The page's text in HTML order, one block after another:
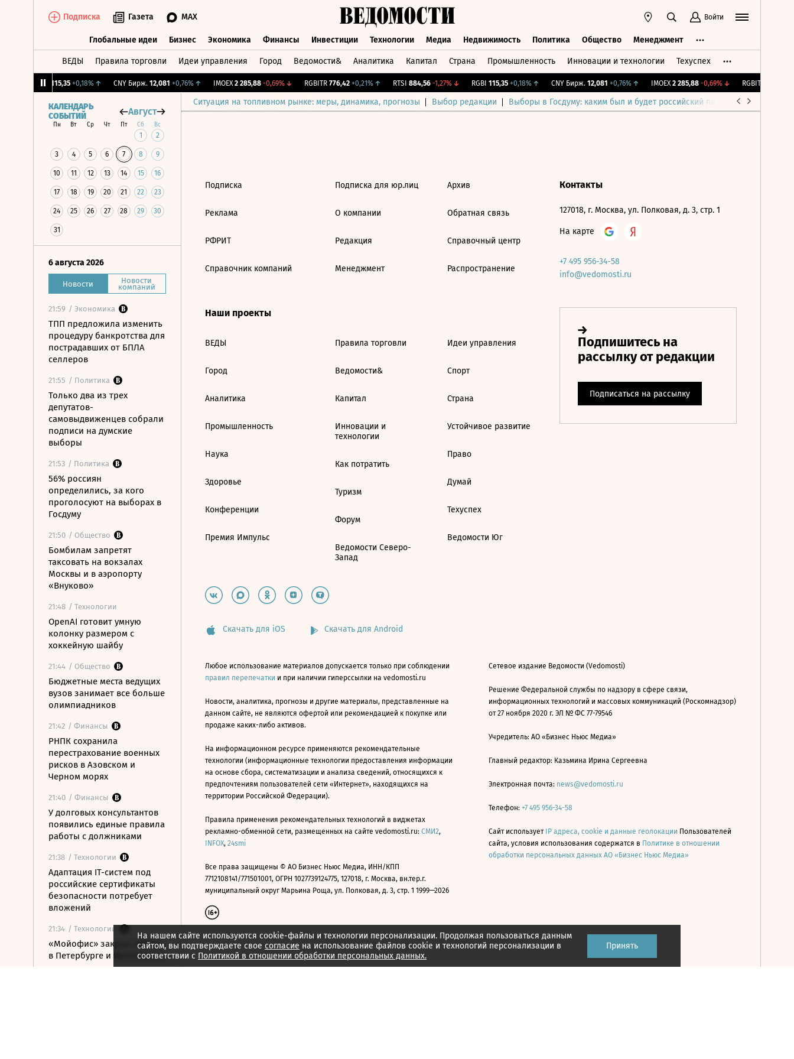
Подписка Газета MAX Войти
Глобальные идеи Бизнес Экономика Финансы Инвестиции Технологии Медиа Недвижимость Политика Общество Менеджмент
ВЕДЫ Правила торговли Идеи управления Город Ведомости& Аналитика Капитал Страна Промышленность Инновации и технологии Техуспех
115,35 +0,18%↑ CNY Бирж. 12,081 +0,76%↑ IMOEX 2 285,88 -0,69%↓ RGBITR 776,42 +0,21%↑ RTSI 884,56 -1,27%↓ RGBI 115,35 +0,18%↑ CNY Бирж. 12,081 +0,76%↑ IMOEX 2 285,88 -0,69%↓ RGBITR
Ситуация на топливном рынке: меры, динамика, прогнозы Выбор редакции Выборы в Госдуму: каким был и будет российский парламент
КАЛЕНДАРЬ
СОБЫТИЙ
Август
Пн Вт Ср Чт Пт Сб Вс
1 2
3 4 5 6 7 8 9
10 11 12 13 14 15 16
17 18 19 20 21 22 23
24 25 26 27 28 29 30
31
6 августа 2026
Новости Новости
компаний
21:59 / Экономика
ТПП предложила изменить
процедуру банкротства для
пострадавших от БПЛА
селлеров
21:55 / Политика
Только два из трех
депутатов-
самовыдвиженцев собрали
подписи на думские
выборы
21:53 / Политика
56% россиян
определились, за кого
проголосуют на выборах в
Госдуму
21:50 / Общество
Бомбилам запретят
таксовать на вокзалах
Москвы и в аэропорту
«Внуково»
21:48 / Технологии
OpenAI готовит умную
колонку размером с
хоккейную шайбу
21:44 / Общество
Бюджетные места ведущих
вузов занимает все больше
олимпиадников
21:42 / Финансы
РНПК сохранила
перестрахование военных
рисков в Азовском и
Черном морях
21:40 / Финансы
У долговых консультантов
появились единые правила
работы с должниками
21:38 / Технологии
Адаптация IT-систем под
российские сертификаты
безопасности потребует
вложений
21:34 / Технологии
«Мойофис» закрыл офисы
в Петербурге и Иннополисе
На нашем сайте используются cookie-файлы и технологии персонализации. Продолжая пользоваться данным
сайтом, вы подтверждаете свое согласие на использование файлов cookie и технологий персонализации в
соответствии с Политикой в отношении обработки персональных данных.
Принять
Подписка
Реклама
РФРИТ
Справочник компаний
Подписка для юр.лиц
О компании
Редакция
Менеджмент
Архив
Обратная связь
Справочный центр
Распространение
Наши проекты
ВЕДЫ
Город
Аналитика
Промышленность
Наука
Здоровье
Конференции
Премия Импульс
Правила торговли
Ведомости&
Капитал
Инновации и
технологии
Как потратить
Туризм
Форум
Ведомости Северо-
Запад
Идеи управления
Спорт
Страна
Устойчивое развитие
Право
Думай
Техуспех
Ведомости Юг
Контакты
127018, г. Москва, ул. Полковая, д. 3, стр. 1
На карте
+7 495 956-34-58
info@vedomosti.ru
Скачать для iOS Скачать для Android
Любое использование материалов допускается только при соблюдении
правил перепечатки и при наличии гиперссылки на vedomosti.ru
Новости, аналитика, прогнозы и другие материалы, представленные на
данном сайте, не являются офертой или рекомендацией к покупке или
продаже каких-либо активов.
На информационном ресурсе применяются рекомендательные
технологии (информационные технологии предоставления информации
на основе сбора, систематизации и анализа сведений, относящихся к
предпочтениям пользователей сети «Интернет», находящихся на
территории Российской Федерации).
Правила применения рекомендательных технологий в виджетах
рекламно-обменной сети, размещенных на сайте vedomosti.ru: СМИ2,
INFOX, 24smi
Все права защищены © АО Бизнес Ньюс Медиа, ИНН/КПП
7712108141/771501001, ОГРН 1027739124775, 127018, г. Москва, вн.тер.г.
муниципальный округ Марьина Роща, ул. Полковая, д. 3, стр. 1 1999—2026
Сетевое издание Ведомости (Vedomosti)
Решение Федеральной службы по надзору в сфере связи,
информационных технологий и массовых коммуникаций (Роскомнадзор)
от 27 ноября 2020 г. ЭЛ № ФС 77-79546
Учредитель: АО «Бизнес Ньюс Медиа»
Главный редактор: Казьмина Ирина Сергеевна
Электронная почта: news@vedomosti.ru
Телефон: +7 495 956-34-58
Сайт использует IP адреса, cookie и данные геолокации Пользователей
сайта, условия использования содержатся в Политике в отношении
обработки персональных данных АО «Бизнес Ньюс Медиа»